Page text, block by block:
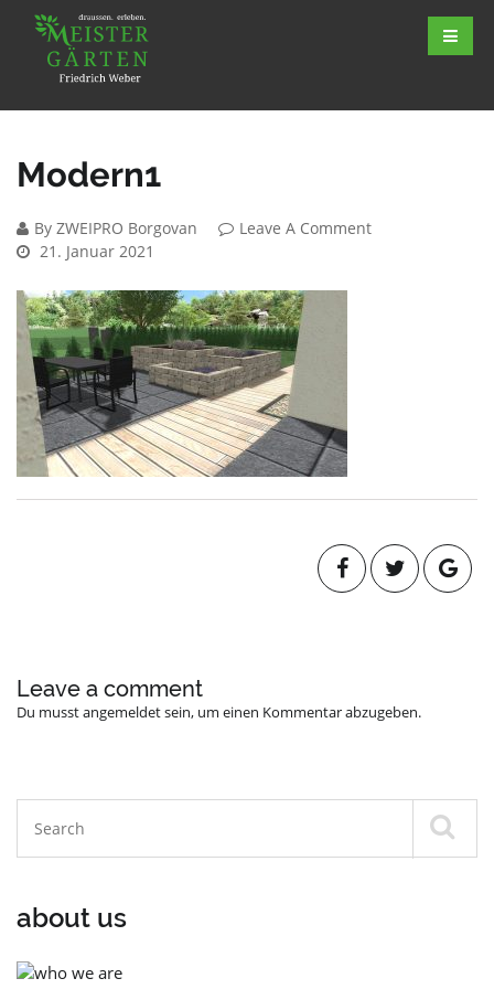
Modern1
By ZWEIPRO Borgovan
Leave A Comment
21. Januar 2021
Leave a comment
Du musstangemeldetsein, um einen Kommentar abzugeben.
about us